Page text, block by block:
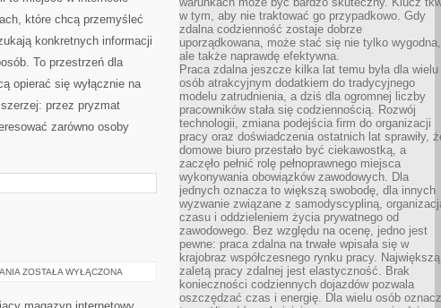
które chcą przemyśleć
konkretnych informacji
To przestrzeń dla
opierać się wyłącznie na
przez pryzmat
zarówno osoby
CZYTELNICY
ZOSTAŁA WYŁĄCZONA
w tym, aby nie traktować go przypadkowo. Gdy
zdalna codzienność zostaje dobrze
uporządkowana, może stać się nie tylko wygodna,
ale także naprawdę efektywna.
Praca zdalna jeszcze kilka lat temu była dla wielu
osób atrakcyjnym dodatkiem do tradycyjnego
modelu zatrudnienia, a dziś dla ogromnej liczby
pracowników stała się codziennością. Rozwój
technologii, zmiana podejścia firm do organizacji
pracy oraz doświadczenia ostatnich lat sprawiły,
domowe biuro przestało być ciekawostką, a
zaczęło pełnić rolę pełnoprawnego miejsca
wykonywania obowiązków zawodowych. Dla
jednych oznacza to większą swobodę, dla innych
wyzwanie związane z samodyscypliną,
czasu i oddzieleniem życia prywatnego od
zawodowego. Bez względu na ocenę, jedno jest
pewne: praca zdalna na trwałe wpisała się w
krajobraz współczesnego rynku pracy. Największą
zaletą pracy zdalnej jest elastyczność. Brak
konieczności codziennych dojazdów pozwala
oszczędzać czas i energię. Dla wielu osób